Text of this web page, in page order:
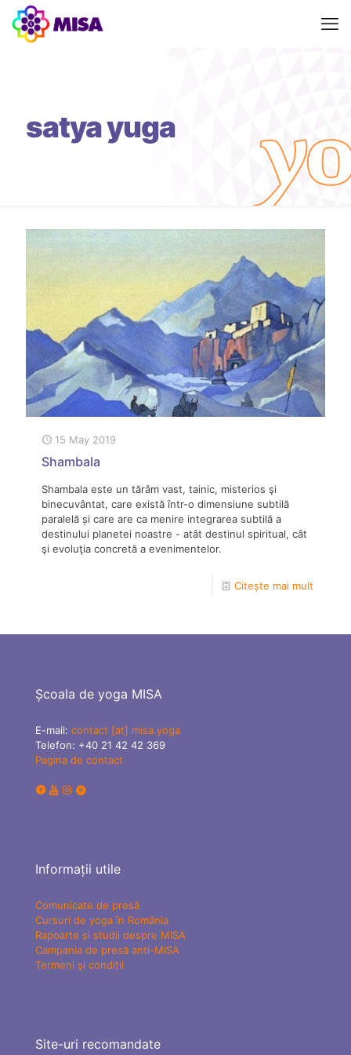
satya yuga
15 May 2019
Shambala
Shambala este un tărâm vast, tainic, misterios şi
binecuvântat, care există într-o dimensiune subtilă
paralelă și care are ca menire integrarea subtilă a
destinului planetei noastre - atât destinul spiritual, cât
şi evoluţia concretă a evenimentelor.
Citește mai mult
Școala de yoga MISA
E-mail: contact [at] misa.yoga
Telefon: +40 21 42 42 369
Pagina de contact
Informații utile
Comunicate de presă
Cursuri de yoga în România
Rapoarte și studii despre MISA
Campania de presă anti-MISA
Termeni și condiții
Site-uri recomandate